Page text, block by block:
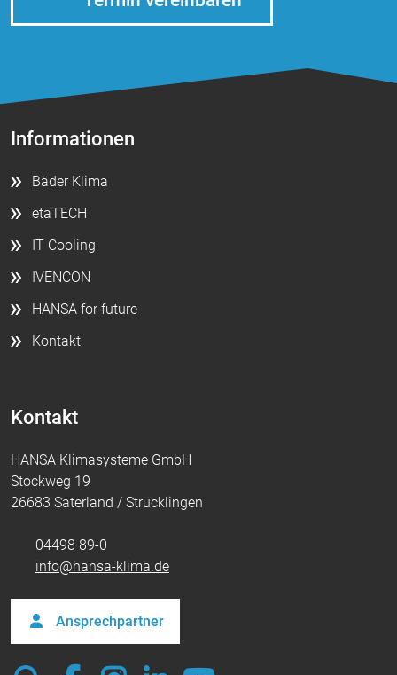
Informationen
Bäder Klima
etaTECH
IT Cooling
IVENCON
HANSA for future
Kontakt
Kontakt
HANSA Klimasysteme GmbH
Stockweg 19
26683 Saterland / Strücklingen
04498 89-0
info@hansa-klima.de
Ansprechpartner